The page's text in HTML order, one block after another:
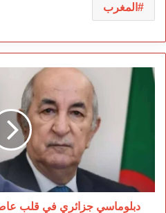
المغرب
دبلوماسي
جزائري
قلب
عاصفة
فرنسية
بسبب
اتهامات
خطيرة
دبلوماسي جزائري في قلب